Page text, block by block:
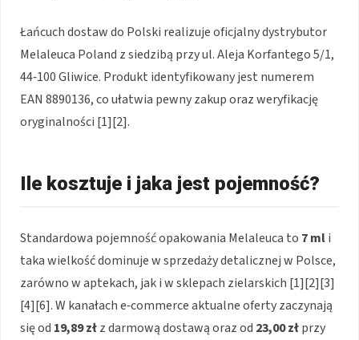
Łańcuch dostaw do Polski realizuje oficjalny dystrybutor
Melaleuca Poland z siedzibą przy ul. Aleja Korfantego 5/1,
44‑100 Gliwice. Produkt identyfikowany jest numerem
EAN 8890136, co ułatwia pewny zakup oraz weryfikację
oryginalności [1][2].
Ile kosztuje i jaka jest pojemność?
Standardowa pojemność opakowania Melaleuca to 7 mli
taka wielkość dominuje w sprzedaży detalicznej w Polsce,
zarówno w aptekach, jak i w sklepach zielarskich [1][2][3]
[4][6]. W kanałach e‑commerce aktualne oferty zaczynają
się od 19,89 złz darmową dostawą oraz od 23,00 złprzy